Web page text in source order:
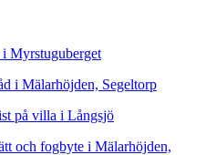
Myrstuguberget
i Mälarhöjden, Segeltorp
på villa i Långsjö
och fogbyte i Mälarhöjden,